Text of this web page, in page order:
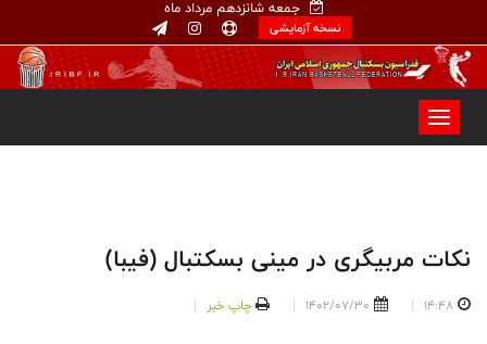
جمعه شانزدهم مرداد ماه
نسخه آزمایشی
نکات مربیگری در مینی بسکتبال (فیبا)
14:48
1402/07/30 چاپ خبر